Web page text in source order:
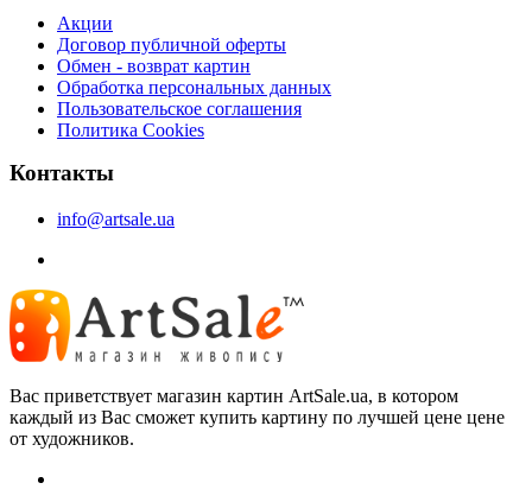
Акции
Договор публичной оферты
Обмен - возврат картин
Обработка персональных данных
Пользовательское соглашения
Политика Cookies
Контакты
info@artsale.ua
Вас приветствует магазин картин ArtSale.ua, в котором
каждый из Вас сможет купить картину по лучшей цене цене
от художников.